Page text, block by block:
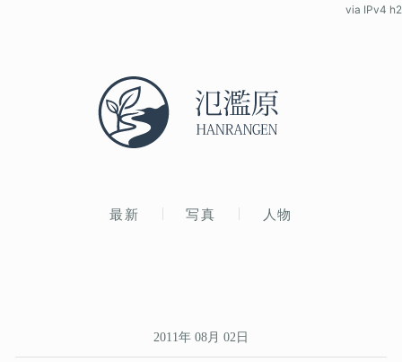
最新 写真 人物
via IPv4 h2
2011年 08月 02日